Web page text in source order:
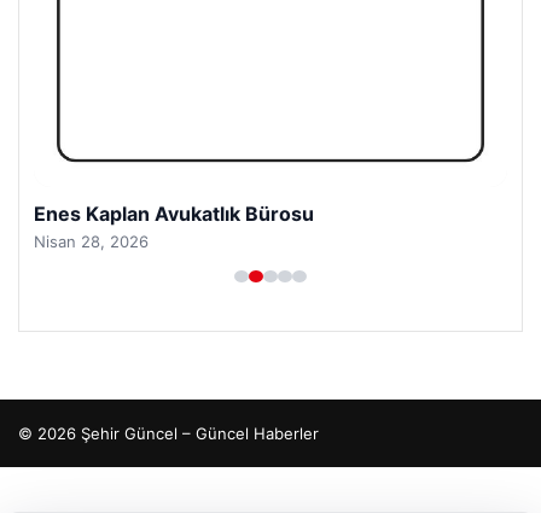
Enes Kaplan Avukatlık Bürosu
Nisan 28, 2026
© 2026 Şehir Güncel – Güncel Haberler